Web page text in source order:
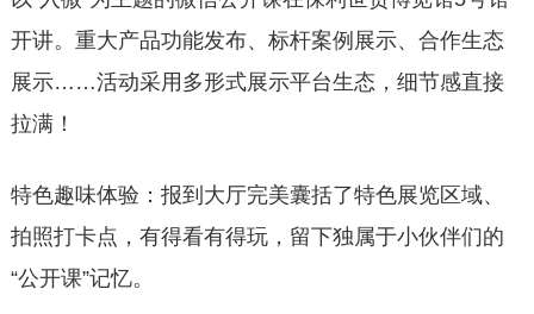
开讲。重大产品功能发布、标杆案例展示、合作生态
展示……活动采用多形式展示平台生态，细节感直接
拉满！
特色趣味体验：报到大厅完美囊括了特色展览区域、
拍照打卡点，有得看有得玩，留下独属于小伙伴们的
“公开课”记忆。